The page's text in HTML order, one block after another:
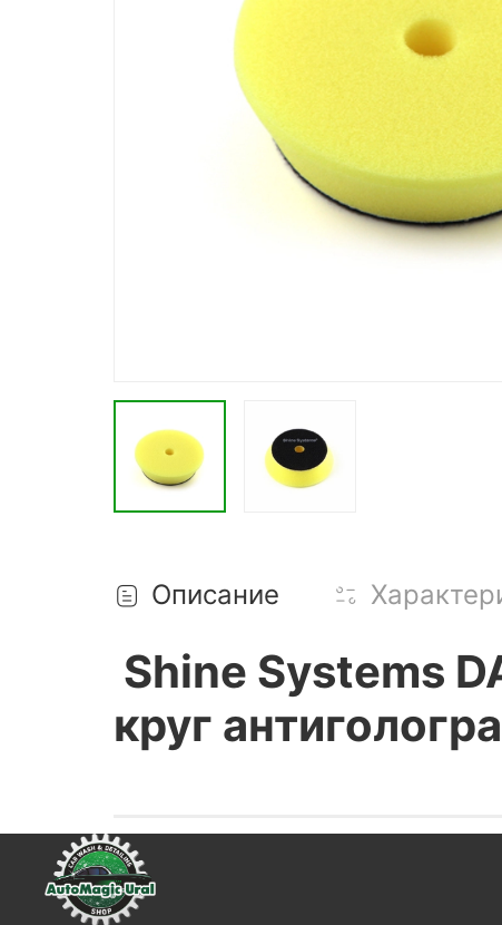
Описание
Shine Systems
круг